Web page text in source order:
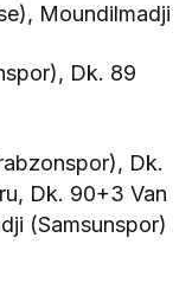
Moundilmadji
Dk. 89
Dk.
Dk. 90+3 Van
(Samsunspor)